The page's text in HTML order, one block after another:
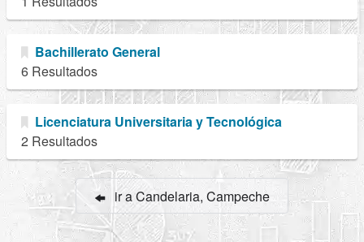
Bachillerato General
6 Resultados
Licenciatura Universitaria y Tecnológica
2 Resultados
ir a Candelaria, Campeche